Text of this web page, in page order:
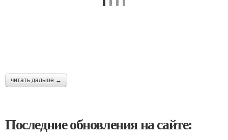
читать дальше →
Последние обновления на сайте: